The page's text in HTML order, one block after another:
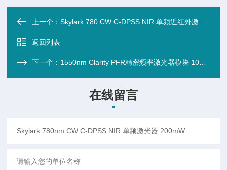
上一个：Skylark 780 CW C-DPSS NIR 单频近红外激光器 200mW
返回列表
下一个： 1550nm Clarity PFR精密频率激光器模块 10mW
在线留言